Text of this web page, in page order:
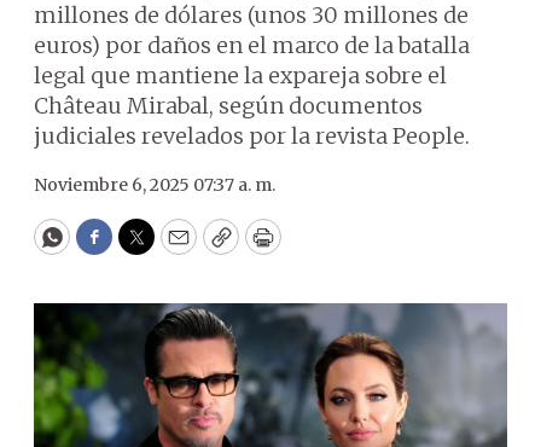
millones de dólares (unos 30 millones de
euros) por daños en el marco de la batalla
legal que mantiene la expareja sobre el
Château Mirabal, según documentos
judiciales revelados por la revista People.
Noviembre 6, 2025 07:37 a. m.
WhatsApp
Facebook
Twitter
EmailCopyPrint